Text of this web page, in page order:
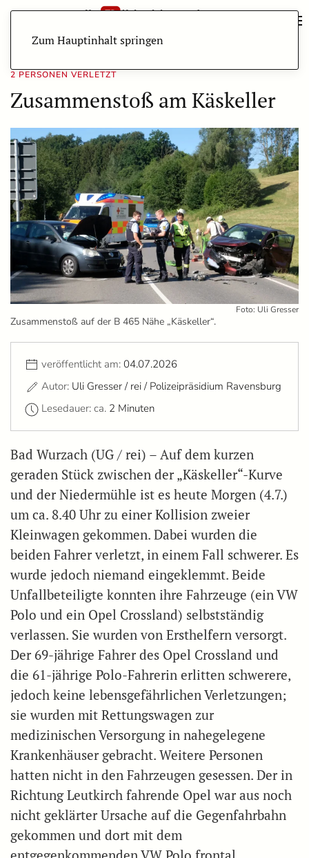
Zum Hauptinhalt springen
2 PERSONEN VERLETZT
Zusammenstoß am Käskeller
Foto: Uli Gresser
Zusammenstoß auf der B 465 Nähe „Käskeller“.
veröffentlicht am: 04.07.2026
Autor: Uli Gresser / rei / Polizeipräsidium Ravensburg
Lesedauer: ca. 2 Minuten
Bad Wurzach (UG / rei) – Auf dem kurzen
geraden Stück zwischen der „Käskeller“-Kurve
und der Niedermühle ist es heute Morgen (4.7.)
um ca. 8.40 Uhr zu einer Kollision zweier
Kleinwagen gekommen. Dabei wurden die
beiden Fahrer verletzt, in einem Fall schwerer. Es
wurde jedoch niemand eingeklemmt. Beide
Unfallbeteiligte konnten ihre Fahrzeuge (ein VW
Polo und ein Opel Crossland) selbstständig
verlassen. Sie wurden von Ersthelfern versorgt.
Der 69-jährige Fahrer des Opel Crossland und
die 61-jährige Polo-Fahrerin erlitten schwerere,
jedoch keine lebensgefährlichen Verletzungen;
sie wurden mit Rettungswagen zur
medizinischen Versorgung in nahegelegene
Krankenhäuser gebracht. Weitere Personen
hatten nicht in den Fahrzeugen gesessen. Der in
Richtung Leutkirch fahrende Opel war aus noch
nicht geklärter Ursache auf die Gegenfahrbahn
gekommen und dort mit dem